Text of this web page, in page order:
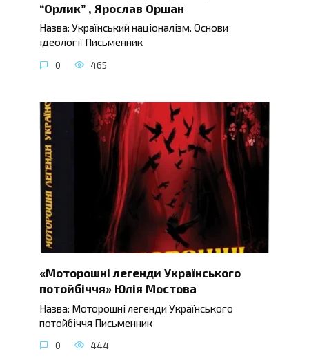
“Орлик” , Ярослав Оршан
Назва: Український націоналізм. Основи
ідеології Письменник
0 465
«Моторошні легенди Українського
потойбіччя» Юлія Мостова
Назва: Моторошні легенди Українського
потойбіччя Письменник
0 444